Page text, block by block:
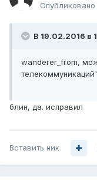
Опубликовано
В 19.02.2016 в
wanderer_from,
блин, да. исправил
Вставить ник